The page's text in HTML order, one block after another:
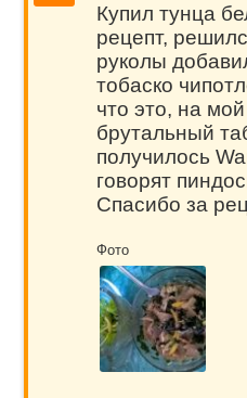
Купил тунца
рецепт,
руколы
тобаско
что это, на
брутальный
получилось
говорят
Спасибо за
Фото